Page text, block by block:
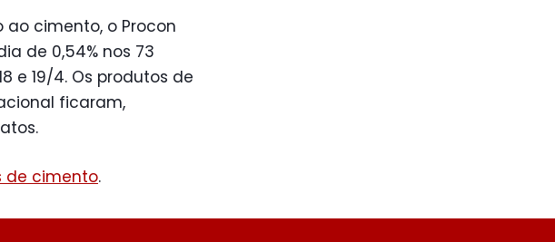
cimento, o Procon
de 0,54% nos 73
e 19/4. Os produtos de
ficaram,
de cimento.